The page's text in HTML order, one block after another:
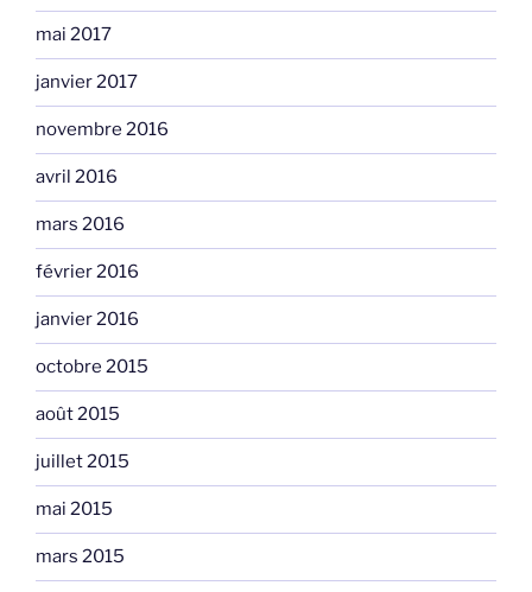
mai 2017
janvier 2017
novembre 2016
avril 2016
mars 2016
février 2016
janvier 2016
octobre 2015
août 2015
juillet 2015
mai 2015
mars 2015